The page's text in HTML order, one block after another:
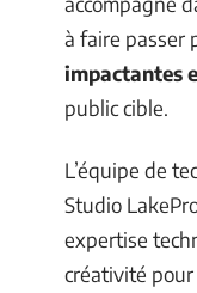
à faire passer
impactantes
public cible.
L’équipe de
Studio
expertise
créativité